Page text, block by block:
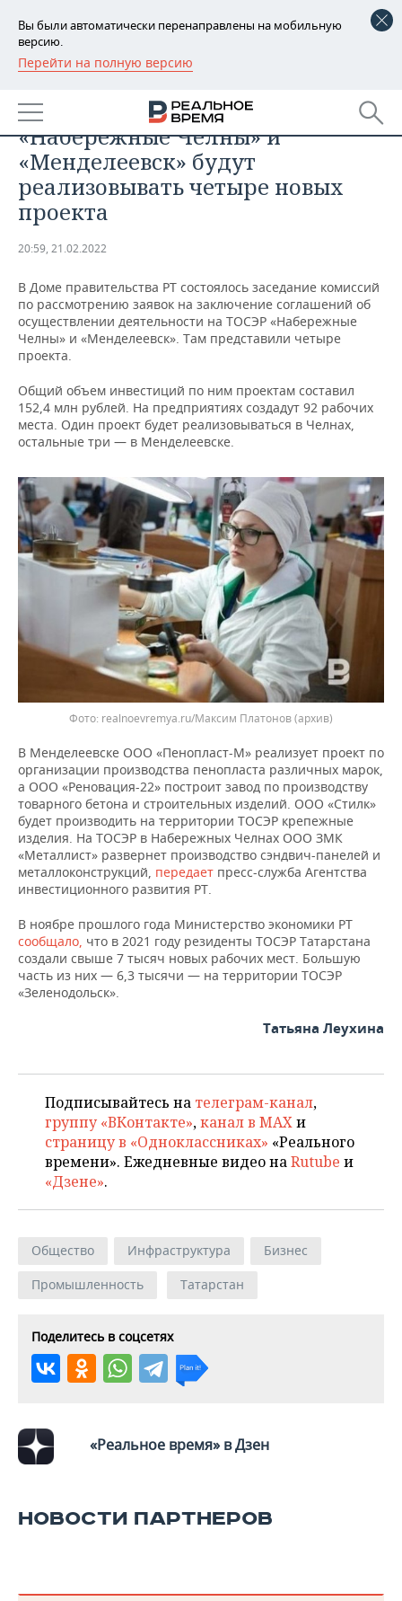
Вы были автоматически перенаправлены на мобильную
версию.
Перейти на полную версию
РЕГИОНЫ
БАШКОРТОСТАН
ТАТАРСТАН
УДМУРТИЯ
НОВОСТИ
АНАЛИТИКА
НОВОСТИ АНАЛИТИКИ
ДЕКЛАРАЦИИ О ДОХОДАХ
ВУЗЫ ТАТАРСТАНА
КОМУ ПРИНАДЛЕЖАТ
ТОРГОВЫЕ ЦЕНТРЫ
ЭКОНОМИКА
НОВОСТИ ЭКОНОМИКИ
БАНКИ
БЮДЖЕТ
ИНВЕСТИЦИИ
ПРОМЫШЛЕННОСТЬ
ПРОМЫШЛЕННОСТИ
АГРОПРОМ
МАШИНОСТРОЕНИЕ
НЕФТЕХИМИЯ
НЕФТЬ
ОПК
ЭНЕРГЕТИКА
НОВОСТИ НЕДВИЖИМОСТИ
АВТО
НОВОСТИ АВТО
БИЗНЕС
НОВОСТИ БИЗНЕСА
РОЗНИЧНАЯ ТОРГОВЛЯ
ТРАНСПОРТ
УСЛУГИ
ТЕХНОЛОГИИ
НОВОСТИ ТЕХНОЛОГИЙ
IT
МЕДИА
ТЕЛЕКОММУНИКАЦИИ
МЕРОПРИЯТИЯ
НОВОСТИ МЕРОПРИЯТИЙ
ВЫЕЗДНАЯ РЕДАКЦИЯ
БИЗНЕС-БРАНЧИ
ONLINE-КОНФЕРЕНЦИИ
ОТКРЫТАЯ ЛЕКЦИЯ
СПОРТ
НОВОСТИ СПОРТА
ФУТБОЛ
ХОККЕЙ
БАСКЕТБОЛ
КИБЕРСПОРТ
ФИГУРНОЕ КАТАНИЕ
ВОДНЫЕ ВИДЫ СПОРТА
ХОККЕЙ С МЯЧОМ
ОБЩЕСТВО
НОВОСТИ ОБЩЕСТВА
ВЛАСТЬ
ИНФРАСТРУКТУРА
КУЛЬТУРА
МЕДИЦИНА
ОБРАЗОВАНИЕ
ПРОИСШЕСТВИЯ
ФОТОГАЛЕРЕЯ
СЮЖЕТЫ
СПРАВОЧНИК
СПИСОК ПЕРСОН
СПИСОК КОМПАНИЙ
ПОЛНАЯ ВЕРСИЯ
На территориях ТОСЭР
«Набережные Челны» и
«Менделеевск» будут
реализовывать четыре новых
проекта
20:59, 21.02.2022
В Доме правительства РТ состоялось заседание комиссий
по рассмотрению заявок на заключение соглашений об
осуществлении деятельности на ТОСЭР «Набережные
Челны» и «Менделеевск». Там представили четыре
проекта.
Общий объем инвестиций по ним проектам составил
152,4 млн рублей. На предприятиях создадут 92 рабочих
места. Один проект будет реализовываться в Челнах,
остальные три — в Менделеевске.
realnoevremya.ru/Максим Платонов(архив)
В Менделеевске ООО «Пенопласт-М» реализует проект по
организации производства пенопласта различных марок,
а ООО «Реновация-22» построит завод по производству
товарного бетона и строительных изделий. ООО «Стилк»
будет производить на территории ТОСЭР крепежные
изделия. На ТОСЭР в Набережных Челнах ООО ЗМК
«Металлист» развернет производство сэндвич-панелей и
металлоконструкций, передает пресс-служба Агентства
инвестиционного развития РТ.
В ноябре прошлого года Министерство экономики РТ
сообщало, что в 2021 году резиденты ТОСЭР Татарстана
создали свыше 7 тысяч новых рабочих мест. Большую
часть из них — 6,3 тысячи — на территории ТОСЭР
«Зеленодольск».
Татьяна Леухина
Подписывайтесь на телеграм-канал,
группу «ВКонтакте»,канал в MAXи
страницу в «Одноклассниках» «Реального
времени». Ежедневные видео наRutube и
«Дзене».
Общество Инфраструктура
Бизнес
Промышленность
Татарстан
Поделитесь в соцсетях
«Реальное время» в Дзен
НОВОСТИ ПАРТНЕРОВ